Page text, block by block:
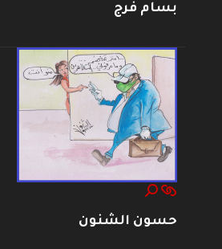
بسام فرج
حسون الشنون